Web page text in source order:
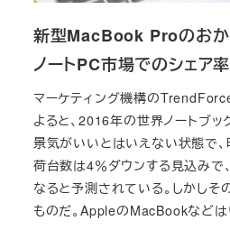
新型MacBook Proのお
ノートPC市場でのシェア
マーケティング機構の
よると、2016年の世界ノートブッ
景気がいいとはいえない状態で
荷台数は4％ダウンする見込みで
なると予測されている。しかし
ものだ。AppleのMacBookなどは